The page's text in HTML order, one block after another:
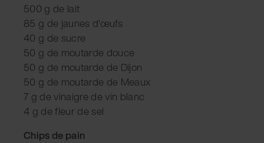
500 g de lait
85 g de jaunes d'œufs
40 g de sucre
50 g de moutarde douce
50 g de moutarde de Dijon
50 g de moutarde de Meaux
7 g de vinaigre de vin blanc
4 g de fleur de sel
Chips de pain